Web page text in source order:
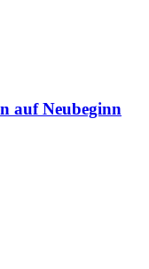
auf Neubeginn